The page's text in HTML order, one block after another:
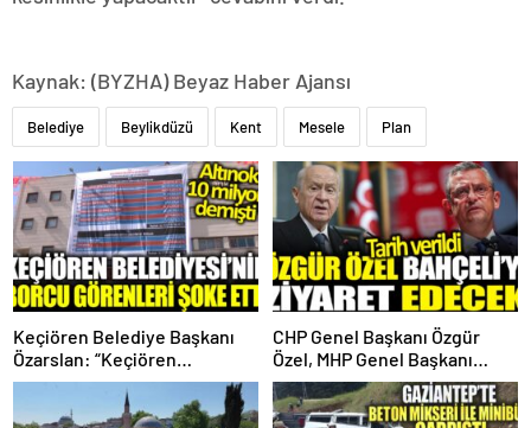
Kaynak: (BYZHA) Beyaz Haber Ajansı
Belediye Beylikdüzü Kent Mesele Plan
Keçiören Belediye Başkanı
Özarslan: “Keçiören
Belediyesi’nin Borcu 1 Milyar
755 Milyon TL”
CHP Genel Başkanı Özgür
Özel, MHP Genel Başkanı
Devlet Bahçeli’yi Ziyaret
Edecek!